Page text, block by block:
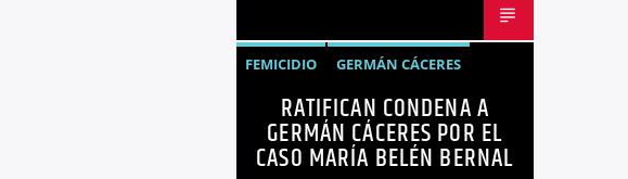
FEMICIDIO
GERMÁN CÁCERES
MARÍA BELÉN BERNAL
NOTICIAS
SEGURIDAD
RATIFICAN CONDENA A
GERMÁN CÁCERES POR EL
CASO MARÍA BELÉN BERNAL